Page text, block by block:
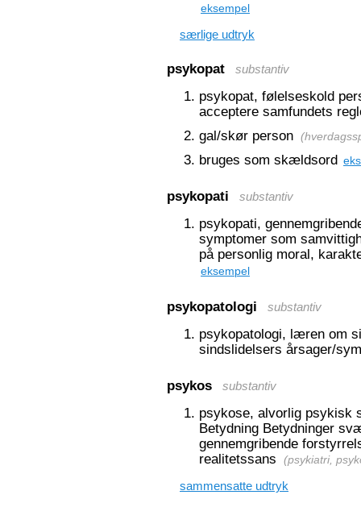
eksempel
særlige udtryk
psykopat substantiv
psykopat, følelseskold
acceptere samfundets
gal/skør person (
bruges som skældsord
psykopati substantiv
psykopati,
symptomer som
på personlig moral,
eksempel
psykopatologi substantiv
psykopatologi, læren om
sindslidelsers årsager/
psykos substantiv
psykose, alvorlig psykisk
Betydning Betydninger
gennemgribende
realitetssans
(psykiatri,
sammensatte udtryk